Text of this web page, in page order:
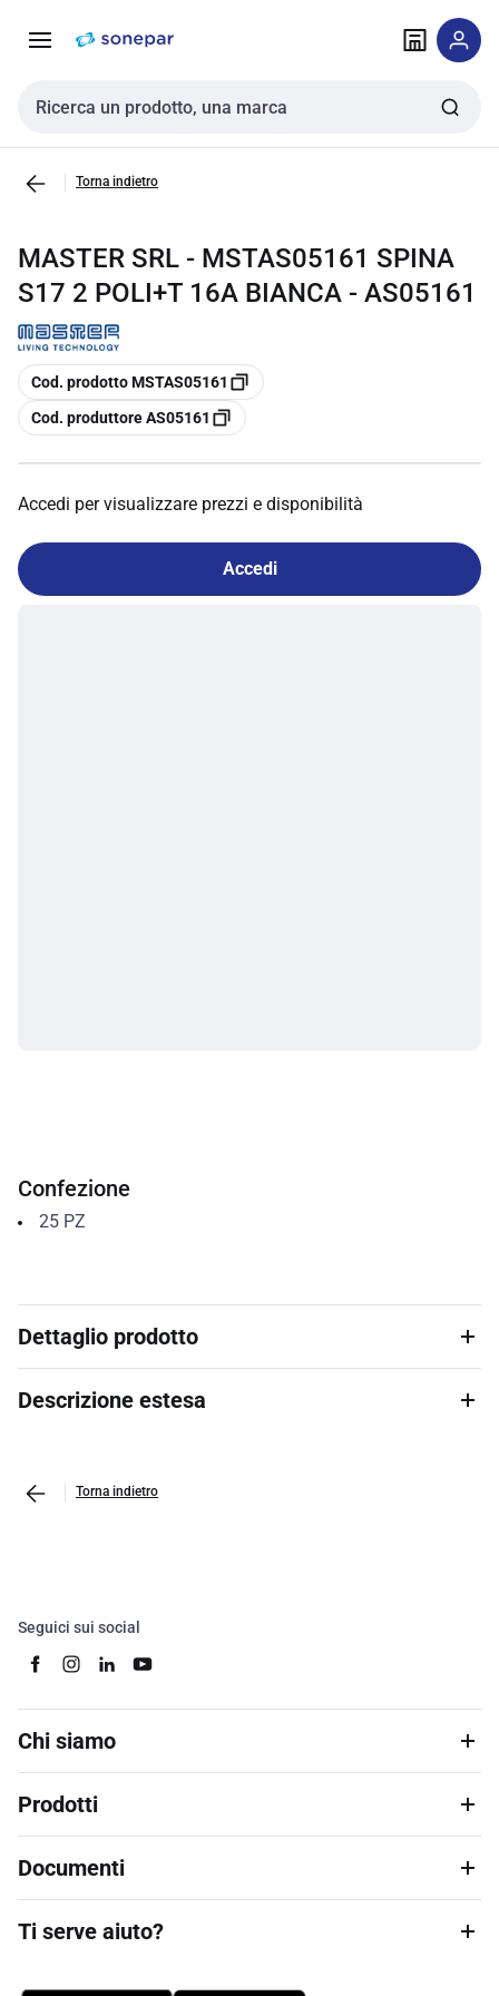
navigazione alla
Cerca input
Torna indietro
MASTER SRL - MSTAS05161 SPINA
S17 2 POLI+T 16A BIANCA - AS05161
copia
Cod. prodotto MSTAS05161
copia
Cod. produttore AS05161
Accedi per visualizzare prezzi e disponibilità
Accedi
Confezione
25 PZ
Dettaglio prodotto
Descrizione estesa
Torna indietro
Seguici sui social
Chi siamo
Prodotti
Documenti
Ti serve aiuto?